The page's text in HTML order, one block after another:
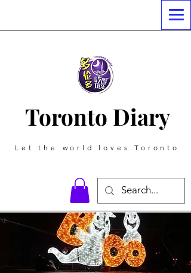
Toronto Diary
Let the world loves Toronto